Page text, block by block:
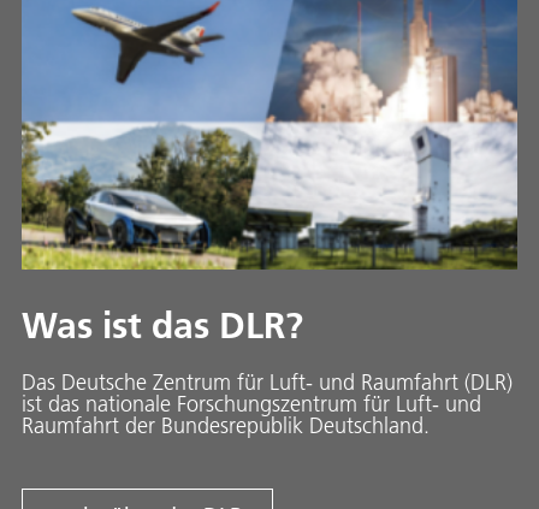
Was ist das DLR?
Das Deutsche Zentrum für Luft- und Raumfahrt (DLR)
ist das nationale Forschungszentrum für Luft- und
Raumfahrt der Bundesrepublik Deutschland.